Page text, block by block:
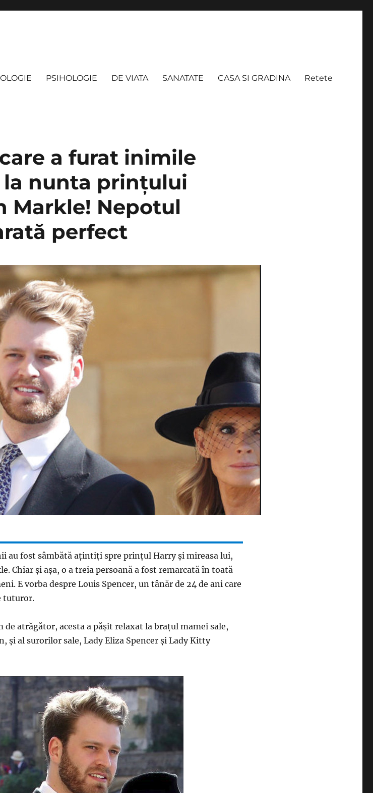
PSIHOLOGIE DE VIATA SANATATE CASA SI GRADINA Retete
a furat inimile
nunta prințului
Markle! Nepotul
perfect
au fost sâmbătă ațintiți spre prințul Harry și mireasa lui,
Chiar și așa, o a treia persoană a fost remarcată în toată
E vorba despre Louis Spencer, un tânăr de 24 de ani care
tuturor.
de atrăgător, acesta a pășit relaxat la brațul mamei sale,
și al surorilor sale, Lady Eliza Spencer și Lady Kitty